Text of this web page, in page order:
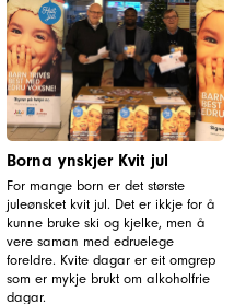
Borna ynskjer Kvit jul
For mange born er det største
juleønsket kvit jul. Det er ikkje for å
kunne bruke ski og kjelke, men å
vere saman med edruelege
foreldre. Kvite dagar er eit omgrep
som er mykje brukt om alkoholfrie
dagar.